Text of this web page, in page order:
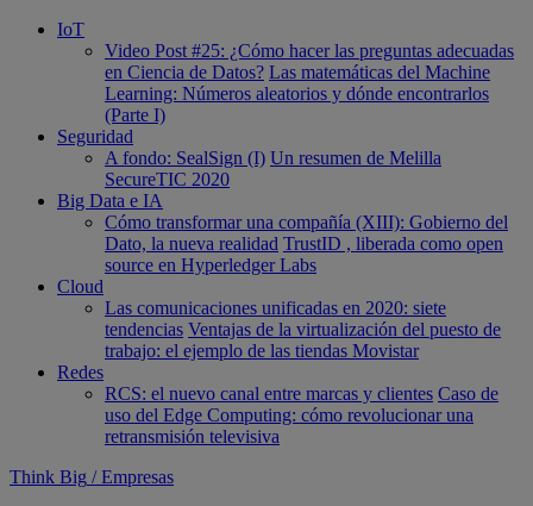
IoT
Video Post #25: ¿Cómo hacer las preguntas adecuadas
en Ciencia de Datos? Las matemáticas del Machine
Learning: Números aleatorios y dónde encontrarlos
(Parte I)
Seguridad
A fondo: SealSign (I) Un resumen de Melilla
SecureTIC 2020
Big Data e IA
Cómo transformar una compañía (XIII): Gobierno del
Dato, la nueva realidad TrustID , liberada como open
source en Hyperledger Labs
Cloud
Las comunicaciones unificadas en 2020: siete
tendencias Ventajas de la virtualización del puesto de
trabajo: el ejemplo de las tiendas Movistar
Redes
RCS: el nuevo canal entre marcas y clientes Caso de
uso del Edge Computing: cómo revolucionar una
retransmisión televisiva
Think Big / Empresas